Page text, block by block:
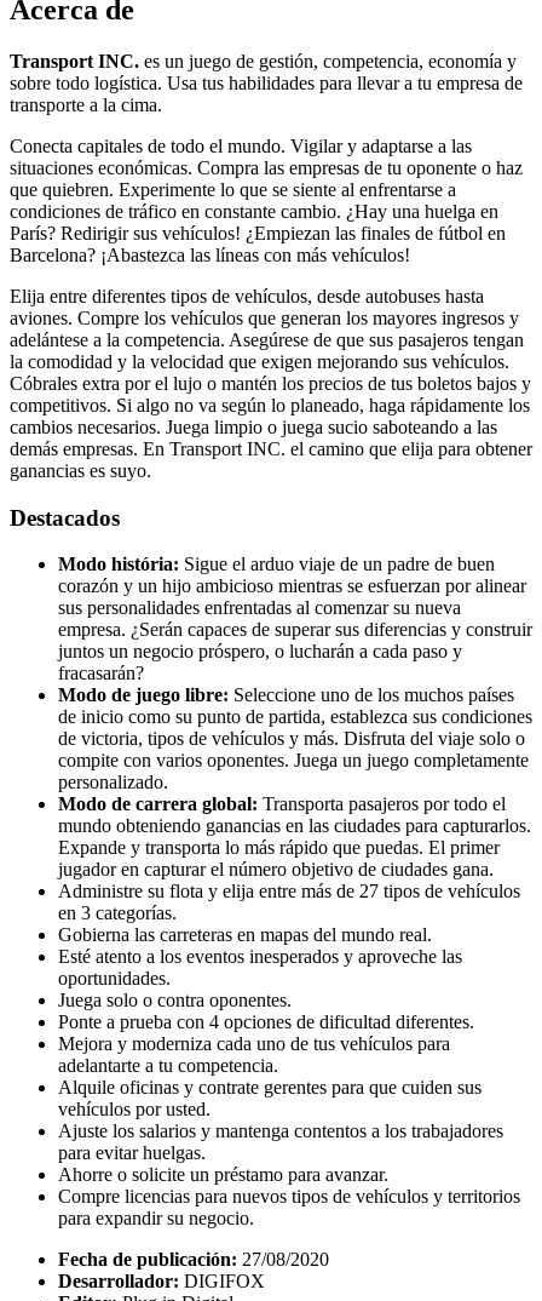
Acerca de
Transport INC. es un juego de gestión, competencia, economía y
sobre todo logística. Usa tus habilidades para llevar a tu empresa de
transporte a la cima.
Conecta capitales de todo el mundo. Vigilar y adaptarse a las
situaciones económicas. Compra las empresas de tu oponente o haz
que quiebren. Experimente lo que se siente al enfrentarse a
condiciones de tráfico en constante cambio. ¿Hay una huelga en
París? Redirigir sus vehículos! ¿Empiezan las finales de fútbol en
Barcelona? ¡Abastezca las líneas con más vehículos!
Elija entre diferentes tipos de vehículos, desde autobuses hasta
aviones. Compre los vehículos que generan los mayores ingresos y
adelántese a la competencia. Asegúrese de que sus pasajeros tengan
la comodidad y la velocidad que exigen mejorando sus vehículos.
Cóbrales extra por el lujo o mantén los precios de tus boletos bajos y
competitivos. Si algo no va según lo planeado, haga rápidamente los
cambios necesarios. Juega limpio o juega sucio saboteando a las
demás empresas. En Transport INC. el camino que elija para obtener
ganancias es suyo.
Destacados
Modo história: Sigue el arduo viaje de un padre de buen
corazón y un hijo ambicioso mientras se esfuerzan por alinear
sus personalidades enfrentadas al comenzar su nueva
empresa. ¿Serán capaces de superar sus diferencias y construir
juntos un negocio próspero, o lucharán a cada paso y
fracasarán?
Modo de juego libre: Seleccione uno de los muchos países
de inicio como su punto de partida, establezca sus condiciones
de victoria, tipos de vehículos y más. Disfruta del viaje solo o
compite con varios oponentes. Juega un juego completamente
personalizado.
Modo de carrera global: Transporta pasajeros por todo el
mundo obteniendo ganancias en las ciudades para capturarlos.
Expande y transporta lo más rápido que puedas. El primer
jugador en capturar el número objetivo de ciudades gana.
Administre su flota y elija entre más de 27 tipos de vehículos
en 3 categorías.
Gobierna las carreteras en mapas del mundo real.
Esté atento a los eventos inesperados y aproveche las
oportunidades.
Juega solo o contra oponentes.
Ponte a prueba con 4 opciones de dificultad diferentes.
Mejora y moderniza cada uno de tus vehículos para
adelantarte a tu competencia.
Alquile oficinas y contrate gerentes para que cuiden sus
vehículos por usted.
Ajuste los salarios y mantenga contentos a los trabajadores
para evitar huelgas.
Ahorre o solicite un préstamo para avanzar.
Compre licencias para nuevos tipos de vehículos y territorios
para expandir su negocio.
Fecha de publicación: 27/08/2020
Desarrollador: DIGIFOX